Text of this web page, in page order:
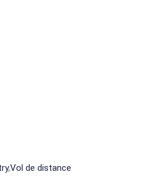
,Vol de distance